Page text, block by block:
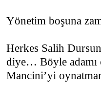
Yönetim boşuna
Herkes Salih
diye… Böyle adamı
Mancini’yi